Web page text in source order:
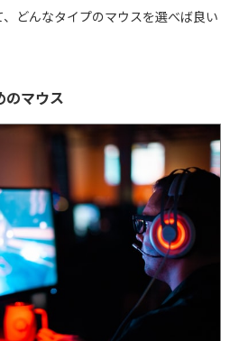
どんなタイプのマウスを選べば良い
のマウス